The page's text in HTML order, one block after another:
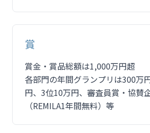
賞
賞金・賞品総額は1,000万円超
各部門の年間グランプリは300万
円、3位10万円、審査員賞・協賛
（REMILA1年間無料）等